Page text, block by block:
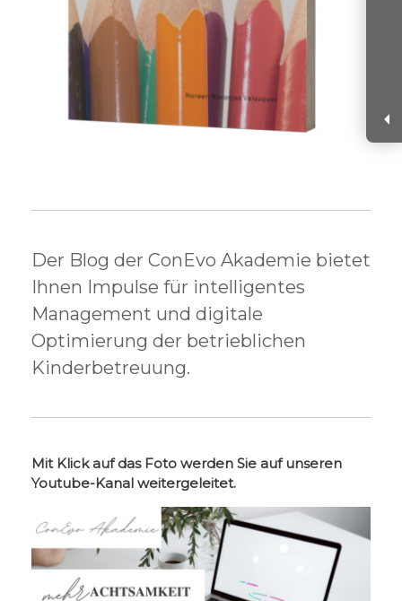
Der Blog der ConEvo Akademie bietet
Ihnen Impulse für intelligentes
Management und digitale
Optimierung der betrieblichen
Kinderbetreuung.
Mit Klick auf das Foto werden Sie auf unseren
Youtube-Kanal weitergeleitet.